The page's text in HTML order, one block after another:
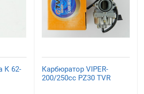
К 62-
Карбюратор VIPER-
200/250сс PZ30 TVR